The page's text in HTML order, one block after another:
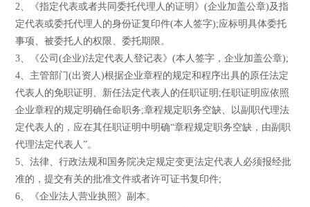
2、《指定代表或者共同委托代理人的证明》(企业加盖公章)及指
定代表或委托代理人的身份证复印件(本人签字);应标明具体委托
事项、被委托人的权限、委托期限。
3、《公司(企业)法定代表人登记表》(本人签字，企业加盖公章);
4、主管部门(出资人)根据企业章程的规定和程序出具的原任法定
代表人的免职证明、新任法定代表人的任职证明;任职证明应依照
企业章程的规定明确任命职务;章程规定职务空缺、以副职代理法
定代表人的，应在其任职证明中明确“章程规定职务空缺，由副职
代理法定代表人”。
5、法律、行政法规和国务院决定规定变更法定代表人必须报经批
准的，提交有关的批准文件或者许可证书复印件;
6、《企业法人营业执照》副本。